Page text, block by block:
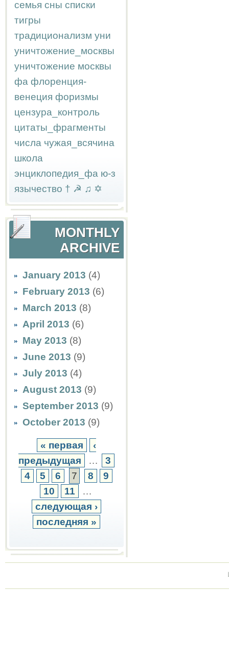
семья сны списки
тигры
традиционализм уни
уничтожение_москвы
уничтожение москвы
фа флоренция-
венеция форизмы
цензура_контроль
цитаты_фрагменты
числа чужая_всячина
школа
энциклопедия_фа ю-з
язычество † ☭ ♫ ✡
MONTHLY
ARCHIVE
January 2013 (4)
February 2013 (6)
March 2013 (8)
April 2013 (6)
May 2013 (8)
June 2013 (9)
July 2013 (4)
August 2013 (9)
September 2013 (9)
October 2013 (9)
« первая
‹
предыдущая
…
3
4
5 6 7 8
9
10
11
…
следующая ›
последняя »